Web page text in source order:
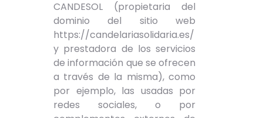
CANDESOL (propietaria del
dominio del sitio web
https://candelariasolidaria.es/
y prestadora de los servicios
de información que se ofrecen
a través de la misma), como
por ejemplo, las usadas por
redes sociales, o por